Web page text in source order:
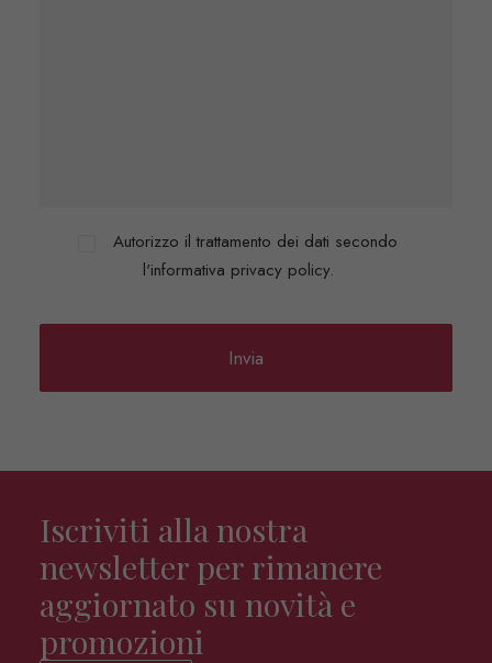
Autorizzo il trattamento dei dati secondo
l'informativa privacy policy.
Iscriviti alla nostra
newsletter per rimanere
aggiornato su novità e
promozioni